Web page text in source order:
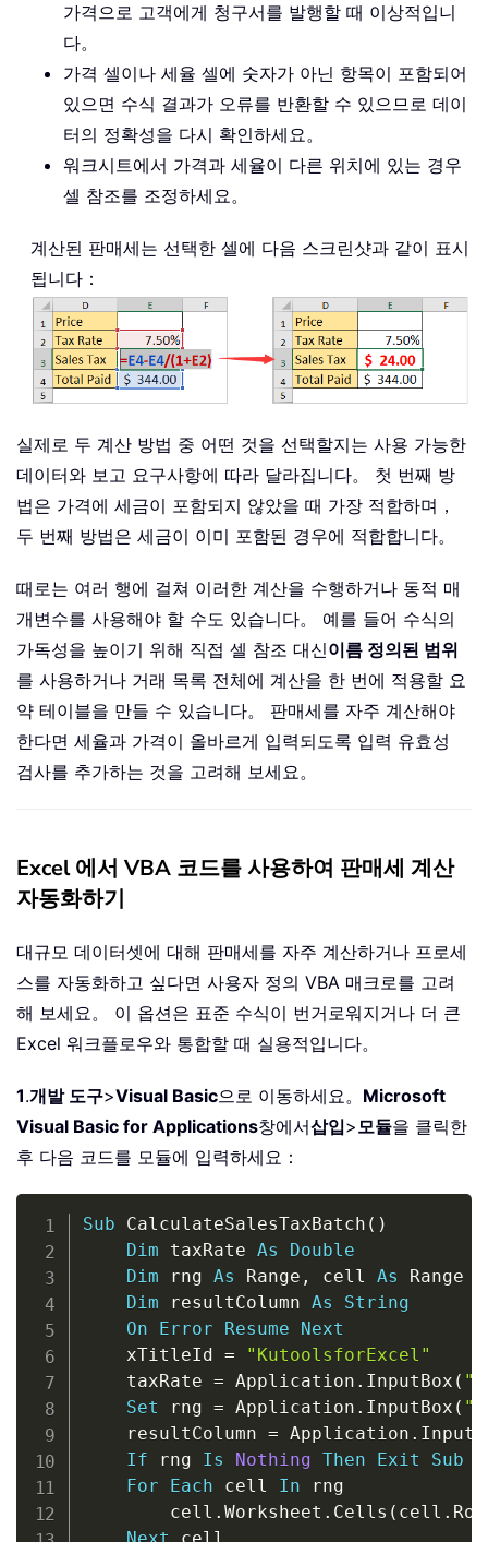
가격으로 고객에게 청구서를 발행할 때 이상적입니
다。
가격 셀이나 세율 셀에 숫자가 아닌 항목이 포함되어
있으면 수식 결과가 오류를 반환할 수 있으므로 데이
터의 정확성을 다시 확인하세요。
워크시트에서 가격과 세율이 다른 위치에 있는 경우
셀 참조를 조정하세요。
계산된 판매세는 선택한 셀에 다음 스크린샷과 같이 표시
됩니다：
실제로 두 계산 방법 중 어떤 것을 선택할지는 사용 가능한
데이터와 보고 요구사항에 따라 달라집니다。 첫 번째 방
법은 가격에 세금이 포함되지 않았을 때 가장 적합하며，
두 번째 방법은 세금이 이미 포함된 경우에 적합합니다。
때로는 여러 행에 걸쳐 이러한 계산을 수행하거나 동적 매
개변수를 사용해야 할 수도 있습니다。 예를 들어 수식의
가독성을 높이기 위해 직접 셀 참조 대신이름 정의된 범위
를 사용하거나 거래 목록 전체에 계산을 한 번에 적용할 요
약 테이블을 만들 수 있습니다。 판매세를 자주 계산해야
한다면 세율과 가격이 올바르게 입력되도록 입력 유효성
검사를 추가하는 것을 고려해 보세요。
Excel 에서 VBA 코드를 사용하여 판매세 계산
자동화하기
대규모 데이터셋에 대해 판매세를 자주 계산하거나 프로세
스를 자동화하고 싶다면 사용자 정의 VBA 매크로를 고려
해 보세요。 이 옵션은 표준 수식이 번거로워지거나 더 큰
Excel 워크플로우와 통합할 때 실용적입니다。
1.개발 도구>Visual Basic으로 이동하세요。 Microsoft
Visual Basic for Applications창에서삽입>모듈을 클릭한
후 다음 코드를 모듈에 입력하세요：
Sub CalculateSalesTaxBatch ( )
Dim taxRate As
Double
Dim rng As Range , cell As Range
Dim resultColumn As
String
On
Error Resume
Next
    xTitleId
=
"KutoolsforExcel"
    taxRate
= Application . InputBox (
Set rng = Application . InputBox (
    resultColumn
= Application .
If rng Is Nothing Then Exit
Sub
For
Each cell In rng
        cell
. Worksheet . Cells ( cell . Row